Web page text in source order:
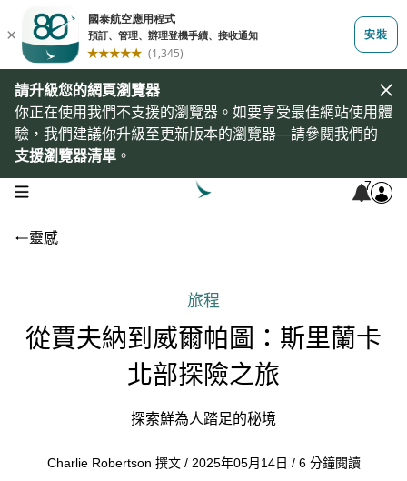
請升級您的網頁瀏覽器
你正在使用我們不支援的瀏覽器。如要享受最佳網站使用體
驗，我們建議你升級至更新版本的瀏覽器—請參閱我們的
支援瀏覽器清單 。
open navigation menu 7
靈感
旅程
從賈夫納到威爾帕圖：斯里蘭卡
北部探險之旅
探索鮮為人踏足的秘境
Charlie Robertson 撰文 / 2025年05月14日 / 6 分鐘閱讀